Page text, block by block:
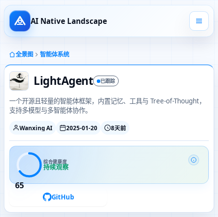
AI Native Landscape
全景图 智能体系统
LightAgent 已跟踪
一个开源且轻量的智能体框架，内置记忆、工具与 Tree-of-Thought，
支持多模型与多智能体协作。
Wanxing AI 2025-01-20 8天前
65
综合健康度
持续观察
GitHub